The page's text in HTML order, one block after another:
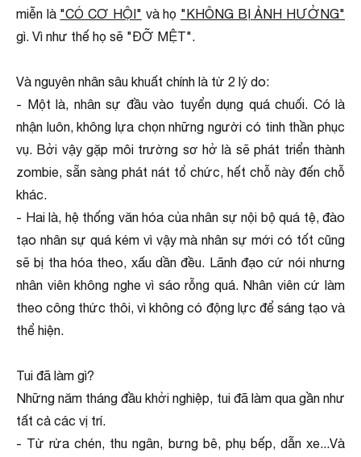
miễn là "CÓ CƠ HỘI" và họ "KHÔNG BỊ ẢNH HƯỞNG"
gì. Vì như thế họ sẽ "ĐỠ MỆT".
Và nguyên nhân sâu khuất chính là từ 2 lý do:
- Một là, nhân sự đầu vào tuyển dụng quá chuối. Có là
nhận luôn, không lựa chọn những người có tinh thần phục
vụ. Bởi vậy gặp môi trường sơ hở là sẽ phát triển thành
zombie, sẵn sàng phát nát tổ chức, hết chỗ này đến chỗ
khác.
- Hai là, hệ thống văn hóa của nhân sự nội bộ quá tệ, đào
tạo nhân sự quá kém vì vậy mà nhân sự mới có tốt cũng
sẽ bị tha hóa theo, xấu dần đều. Lãnh đạo cứ nói nhưng
nhân viên không nghe vì sáo rỗng quá. Nhân viên cứ làm
theo công thức thôi, vì không có động lực để sáng tạo và
thể hiện.
Tui đã làm gì?
Những năm tháng đầu khởi nghiệp, tui đã làm qua gần như
tất cả các vị trí.
- Từ rửa chén, thu ngân, bưng bê, phụ bếp, dẫn xe...Và